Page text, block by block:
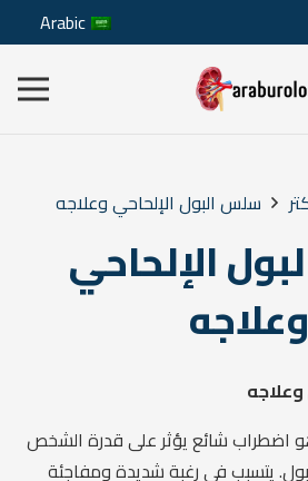
Arabic
سلس البول الإلحاحي وعلاجه
الإلحاحي
وعلاجه
اضطراب شائع يؤثر على قدرة الشخص
يتسبب في رغبة شديدة ومفاجئة